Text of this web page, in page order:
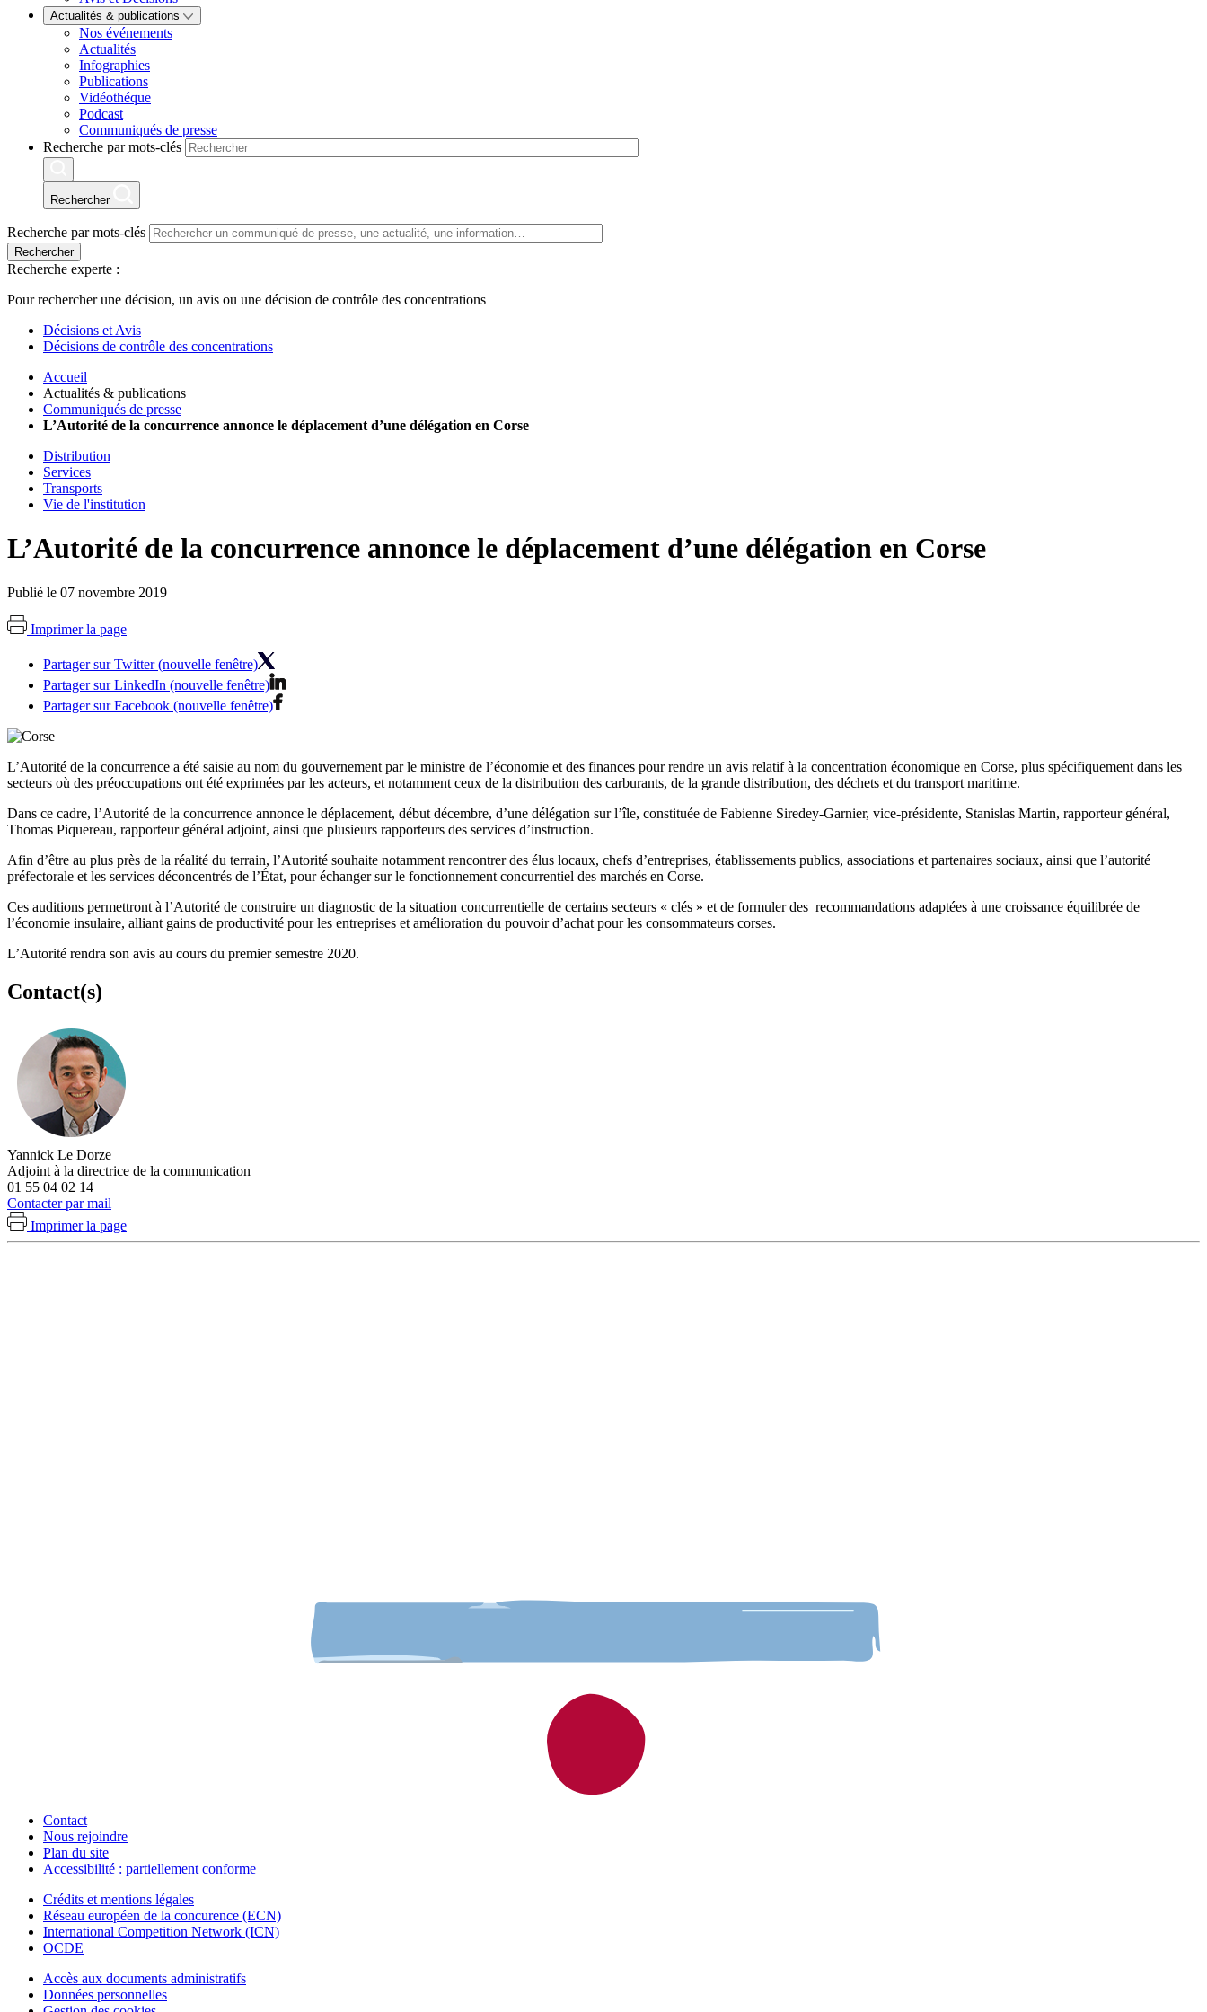
Actualités & publications
Nos événements
Actualités
Infographies
Publications
Vidéothéque
Podcast
Communiqués de presse
Recherche par mots-clés
Rechercher
Recherche par mots-clés
Rechercher
Recherche experte :
Pour rechercher une décision, un avis ou une décision de contrôle des concentrations
Décisions et Avis
Décisions de contrôle des concentrations
Accueil
Actualités & publications
Communiqués de presse
L’Autorité de la concurrence annonce le déplacement d’une délégation en Corse
Distribution
Services
Transports
Vie de l'institution
L’Autorité de la concurrence annonce le déplacement d’une délégation en Corse
Publié le 07 novembre 2019
Imprimer la page
Partager sur Twitter (nouvelle fenêtre)
Partager sur LinkedIn (nouvelle fenêtre)
Partager sur Facebook (nouvelle fenêtre)
L’Autorité de la concurrence a été saisie au nom du gouvernement par le ministre de l’économie et des finances pour rendre un avis relatif à la concentration économique en Corse, plus spécifiquement dans les
secteurs où des préoccupations ont été exprimées par les acteurs, et notamment ceux de la distribution des carburants, de la grande distribution, des déchets et du transport maritime.
Dans ce cadre, l’Autorité de la concurrence annonce le déplacement, début décembre, d’une délégation sur l’île, constituée de Fabienne Siredey-Garnier, vice-présidente, Stanislas Martin, rapporteur général,
Thomas Piquereau, rapporteur général adjoint, ainsi que plusieurs rapporteurs des services d’instruction.
Afin d’être au plus près de la réalité du terrain, l’Autorité souhaite notamment rencontrer des élus locaux, chefs d’entreprises, établissements publics, associations et partenaires sociaux, ainsi que l’autorité
préfectorale et les services déconcentrés de l’État, pour échanger sur le fonctionnement concurrentiel des marchés en Corse.
Ces auditions permettront à l’Autorité de construire un diagnostic de la situation concurrentielle de certains secteurs « clés » et de formuler des recommandations adaptées à une croissance équilibrée de
l’économie insulaire, alliant gains de productivité pour les entreprises et amélioration du pouvoir d’achat pour les consommateurs corses.
L’Autorité rendra son avis au cours du premier semestre 2020.
Contact(s)
Yannick Le Dorze
Adjoint à la directrice de la communication
01 55 04 02 14
Contacter par mail
Imprimer la page
Contact
Nous rejoindre
Plan du site
Accessibilité : partiellement conforme
Crédits et mentions légales
Réseau européen de la concurence (ECN)
International Competition Network (ICN)
OCDE
Accès aux documents administratifs
Données personnelles